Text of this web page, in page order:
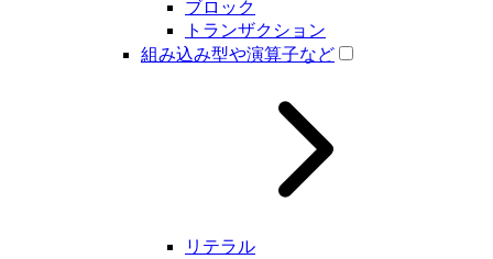
ブロック
トランザクション
組み込み型や演算子など
リテラル